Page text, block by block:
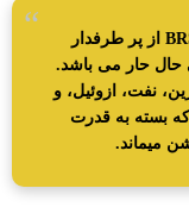
اجاق چهار سوخته بی ار اس مدل BRS-29B از پر طرفدار
حال حار می باشد.
نفت، ازوئیل، و
که بسته به قدرت